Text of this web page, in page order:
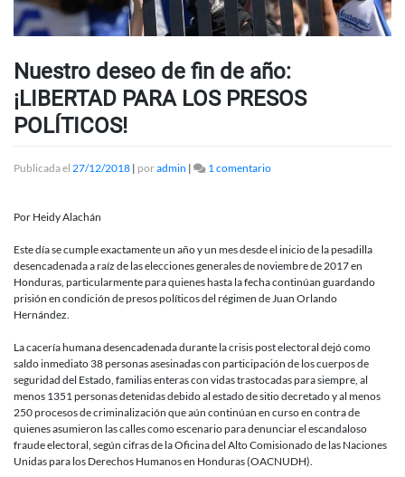
Nuestro deseo de fin de año:
¡LIBERTAD PARA LOS PRESOS
POLÍTICOS!
Publicada el 27/12/2018 | poradmin | 1 comentarioen
de
año:
¡LIBERTAD
PARA
POLÍTICOS!
Por Heidy Alachán
Este día se cumple exactamente un año y un mes desde el inicio de la pesadilla
desencadenada a raíz de las elecciones generales de noviembre de 2017 en
Honduras, particularmente para quienes hasta la fecha continúan guardando
prisión en condición de presos políticos del régimen de Juan Orlando
Hernández.
La cacería humana desencadenada durante la crisis post electoral dejó como
saldo inmediato 38 personas asesinadas con participación de los cuerpos de
seguridad del Estado, familias enteras con vidas trastocadas para siempre, al
menos 1351 personas detenidas debido al estado de sitio decretado y al menos
250 procesos de criminalización que aún continúan en curso en contra de
quienes asumieron las calles como escenario para denunciar el escandaloso
fraude electoral, según cifras de la Oficina del Alto Comisionado de las Naciones
Unidas para los Derechos Humanos en Honduras (OACNUDH).